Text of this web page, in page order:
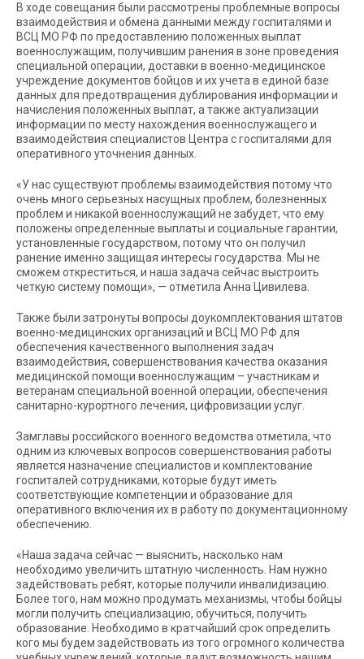
В ходе совещания были рассмотрены проблемные вопросы
взаимодействия и обмена данными между госпиталями и
ВСЦ МО РФ по предоставлению положенных выплат
военнослужащим, получившим ранения в зоне проведения
специальной операции, доставки в военно-медицинское
учреждение документов бойцов и их учета в единой базе
данных для предотвращения дублирования информации и
начисления положенных выплат, а также актуализации
информации по месту нахождения военнослужащего и
взаимодействия специалистов Центра с госпиталями для
оперативного уточнения данных.
«У нас существуют проблемы взаимодействия потому что
очень много серьезных насущных проблем, болезненных
проблем и никакой военнослужащий не забудет, что ему
положены определенные выплаты и социальные гарантии,
установленные государством, потому что он получил
ранение именно защищая интересы государства. Мы не
сможем откреститься, и наша задача сейчас выстроить
четкую систему помощи», — отметила Анна Цивилева.
Также были затронуты вопросы доукомплектования штатов
военно-медицинских организаций и ВСЦ МО РФ для
обеспечения качественного выполнения задач
взаимодействия, совершенствования качества оказания
медицинской помощи военнослужащим – участникам и
ветеранам специальной военной операции, обеспечения
санитарно-курортного лечения, цифровизации услуг.
Замглавы российского военного ведомства отметила, что
одним из ключевых вопросов совершенствования работы
является назначение специалистов и комплектование
госпиталей сотрудниками, которые будут иметь
соответствующие компетенции и образование для
оперативного включения их в работу по документационному
обеспечению.
«Наша задача сейчас — выяснить, насколько нам
необходимо увеличить штатную численность. Нам нужно
задействовать ребят, которые получили инвалидизацию.
Более того, нам можно продумать механизмы, чтобы бойцы
могли получить специализацию, обучиться, получить
образование. Необходимо в кратчайший срок определить
кого мы будем задействовать из того огромного количества